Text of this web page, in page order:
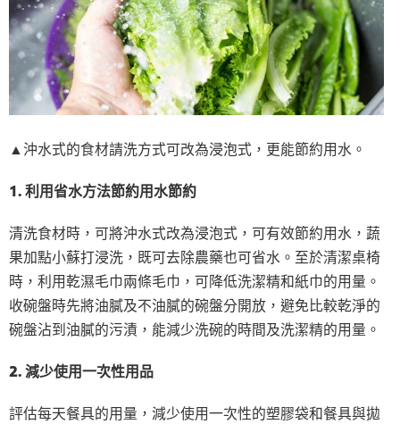
▲沖水式的食材請洗方式可改為浸泡式，更能節約用水。
1. 利用省水方法節約用水節約
清洗食材時，可將沖水式改為浸泡式，可有效節約用水，蔬
果加點小蘇打浸洗，既可去除農藥也可省水。至於清潔桌椅
時，利用乾濕毛巾兩條毛巾，可降低洗潔精和紙巾的用量。
收碗盤時先將油膩及不油膩的碗盤分開放，避免比較乾淨的
碗盤沾到油膩的污漬，能減少洗碗的時間及洗潔精的用量。
2. 減少使用一次性用品
評估每天餐具的用量，減少使用一次性的塑膠袋和餐具與拋